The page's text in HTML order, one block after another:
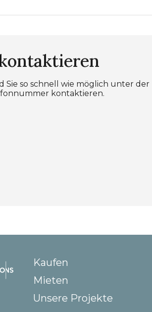
Sie so schnell wie möglich unter der
kontaktieren.
Kaufen
Mieten
Unsere Projekte